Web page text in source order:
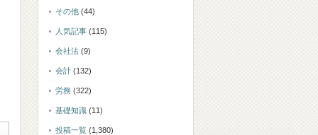
その他 (44)
人気記事 (115)
会社法 (9)
会計 (132)
労務 (322)
基礎知識 (11)
投稿一覧 (1,380)